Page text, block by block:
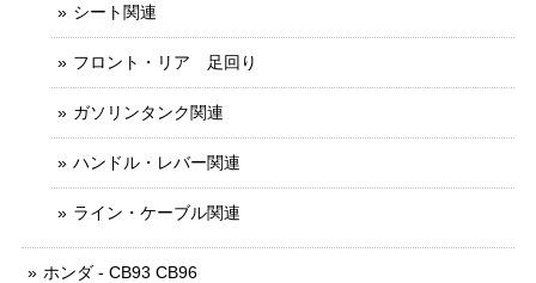
シート関連
フロント・リア 足回り
ガソリンタンク関連
ハンドル・レバー関連
ライン・ケーブル関連
ホンダ - CB93 CB96